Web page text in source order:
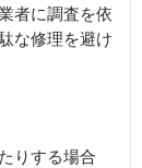
者に調査を依
な修理を避け
りする場合